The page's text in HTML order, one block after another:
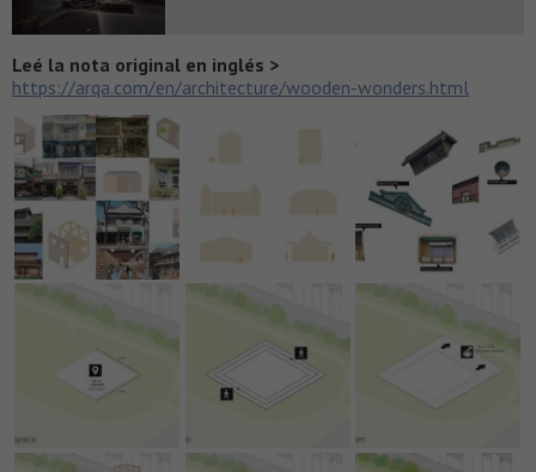
Leé la nota original en inglés >
https://arqa.com/en/architecture/wooden-wonders.html